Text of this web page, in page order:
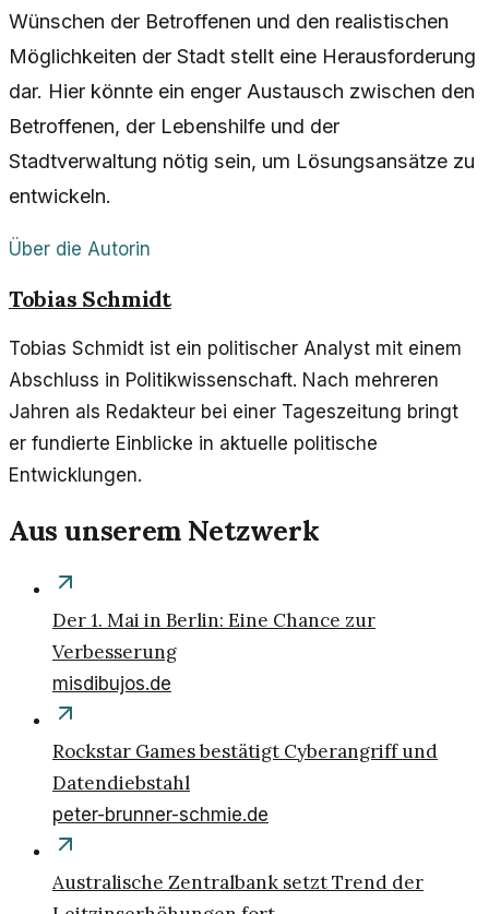
Wünschen der Betroffenen und den realistischen
Möglichkeiten der Stadt stellt eine Herausforderung
dar. Hier könnte ein enger Austausch zwischen den
Betroffenen, der Lebenshilfe und der
Stadtverwaltung nötig sein, um Lösungsansätze zu
entwickeln.
Über die Autorin
Tobias Schmidt
Tobias Schmidt ist ein politischer Analyst mit einem
Abschluss in Politikwissenschaft. Nach mehreren
Jahren als Redakteur bei einer Tageszeitung bringt
er fundierte Einblicke in aktuelle politische
Entwicklungen.
Aus unserem Netzwerk
Der 1. Mai in Berlin: Eine Chance zur
Verbesserung
misdibujos.de
Rockstar Games bestätigt Cyberangriff und
Datendiebstahl
peter-brunner-schmie.de
Australische Zentralbank setzt Trend der